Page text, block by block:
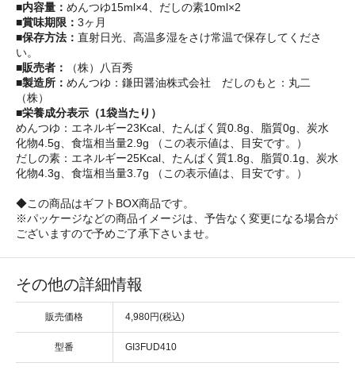
■内容量： めんつゆ15ml×4、だしの素10ml×2
■賞味期限： 3ヶ月
■保存方法： 直射日光、高温多湿をさけ常温で保存してくださ
い。
■販売者：
（株）八百秀
■製造所： めんつゆ：鎌田醤油株式会社 だしのもと：丸二
（株）
■栄養成分表示（1袋当たり）
めんつゆ：エネルギー23Kcal、たんぱく質0.8g、脂質0g、炭水
化物4.5g、食塩相当量2.9g （この表示値は、目安です。）
だしの素：エネルギー25Kcal、たんぱく質1.8g、脂質0.1g、炭水
化物4.3g、食塩相当量3.7g （この表示値は、目安です。）
◆この商品はギフトBOX商品です。
※パッケージなどの商品イメージは、予告なく変更になる場合が
ございますので予めご了承下さいませ。
その他の詳細情報
販売価格 4,980円(税込)
型番 GI3FUD410